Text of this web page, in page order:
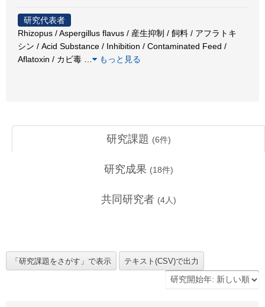
研究代表者
Rhizopus / Aspergillus flavus / 産生抑制 / 飼料 / アフラトキ
シン / Acid Substance / Inhibition / Contaminated Feed /
Aflatoxin / カビ毒
もっと見る
研究課題 (6件)
研究成果 (18件)
共同研究者 (4人)